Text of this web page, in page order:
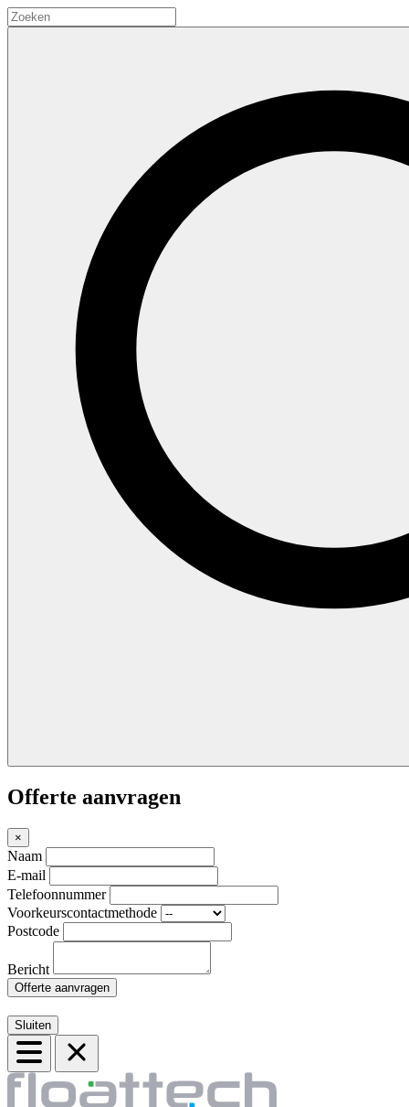
Offerte aanvragen
×
Naam
E-mail
Telefoonnummer
Voorkeurscontactmethode
Postcode
Bericht
Offerte aanvragen
Sluiten